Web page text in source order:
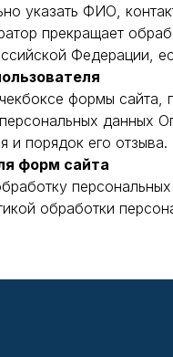
указать ФИО,
прекращает
Федерации,
формы
данных
и порядок его отзыва.
форм сайта
обработки